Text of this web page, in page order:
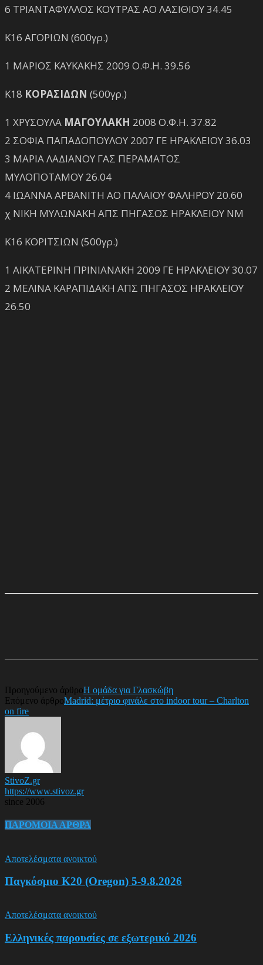
6 ΤΡΙΑΝΤΑΦΥΛΛΟΣ ΚΟΥΤΡΑΣ ΑΟ ΛΑΣΙΘΙΟΥ 34.45
Κ16 ΑΓΟΡΙΩΝ (600γρ.)
1 ΜΑΡΙΟΣ ΚΑΥΚΑΚΗΣ 2009 Ο.Φ.Η. 39.56
Κ18 ΚΟΡΑΣΙΔΩΝ (500γρ.)
1 ΧΡΥΣΟΥΛΑ ΜΑΓΟΥΛΑΚΗ 2008 Ο.Φ.Η. 37.82
2 ΣΟΦΙΑ ΠΑΠΑΔΟΠΟΥΛΟΥ 2007 ΓΕ ΗΡΑΚΛΕΙΟΥ 36.03
3 ΜΑΡΙΑ ΛΑΔΙΑΝΟΥ ΓΑΣ ΠΕΡΑΜΑΤΟΣ
ΜΥΛΟΠΟΤΑΜΟΥ 26.04
4 ΙΩΑΝΝΑ ΑΡΒΑΝΙΤΗ ΑΟ ΠΑΛΑΙΟΥ ΦΑΛΗΡΟΥ 20.60
χ ΝΙΚΗ ΜΥΛΩΝΑΚΗ ΑΠΣ ΠΗΓΑΣΟΣ ΗΡΑΚΛΕΙΟΥ NM
Κ16 ΚΟΡΙΤΣΙΩΝ (500γρ.)
1 ΑΙΚΑΤΕΡΙΝΗ ΠΡΙΝΙΑΝΑΚΗ 2009 ΓΕ ΗΡΑΚΛΕΙΟΥ 30.07
2 ΜΕΛΙΝΑ ΚΑΡΑΠΙΔΑΚΗ ΑΠΣ ΠΗΓΑΣΟΣ ΗΡΑΚΛΕΙΟΥ
26.50
Προηγούμενο άρθροΗ ομάδα για Γλασκώβη
Επόμενο άρθροMadrid: μέτριο φινάλε στο indoor tour – Charlton
on fire
StivoZ.gr
https://www.stivoz.gr
since 2006
ΠΑΡΟΜΟΙΑ ΑΡΘΡΑ
Αποτελέσματα ανοικτού
Παγκόσμιο Κ20 (Oregon) 5-9.8.2026
Αποτελέσματα ανοικτού
Ελληνικές παρουσίες σε εξωτερικό 2026